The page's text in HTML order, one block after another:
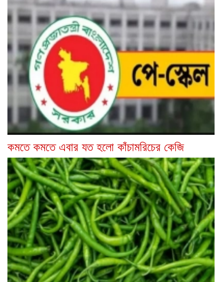
কমতে কমতে এবার যত হলো কাঁচামরিচের কেজি